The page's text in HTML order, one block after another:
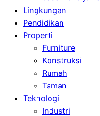
Lingkungan
Pendidikan
Properti
Furniture
Konstruksi
Rumah
Taman
Teknologi
Industri